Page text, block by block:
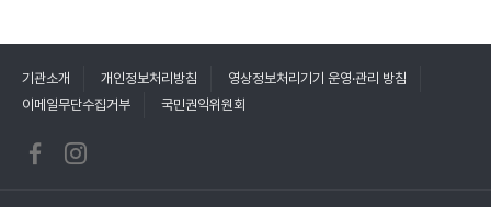
기관소개 개인정보처리방침
영상정보처리기기 운영·관리 방침
이메일무단수집거부
국민권익위원회